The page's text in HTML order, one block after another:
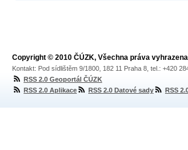
Copyright © 2010 ČÚZK, Všechna práva vyhrazena
Kontakt: Pod sídlištěm 9/1800, 182 11 Praha 8, tel.: +420
RSS 2.0 Geoportál ČÚZK
RSS 2.0 Aplikace
RSS 2.0 Datové sady RSS